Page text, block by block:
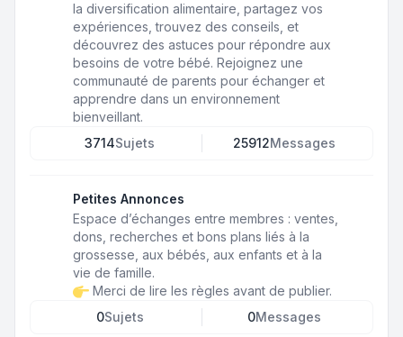
la diversification alimentaire, partagez vos
expériences, trouvez des conseils, et
découvrez des astuces pour répondre aux
besoins de votre bébé. Rejoignez une
communauté de parents pour échanger et
apprendre dans un environnement
bienveillant.
3714Sujets 25912Messages
Petites Annonces
Espace d’échanges entre membres : ventes,
dons, recherches et bons plans liés à la
grossesse, aux bébés, aux enfants et à la
vie de famille.
Merci de lire les règles avant de publier.
0Sujets 0Messages